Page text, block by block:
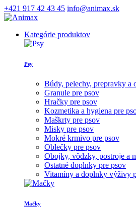
+421 917 42 43 45 info@animax.sk
Kategórie produktov
Psy
Búdy, pelechy, prepravky a
Granule pre psov
Hračky pre psov
Kozmetika a hygiena pre
Maškrty pre psov
Misky pre psov
Mokré krmivo pre psov
Oblečky pre psov
Obojky, vôdzky, postroje a
Ostatné doplnky pre psov
Vitamíny a doplnky výživy
Mačky